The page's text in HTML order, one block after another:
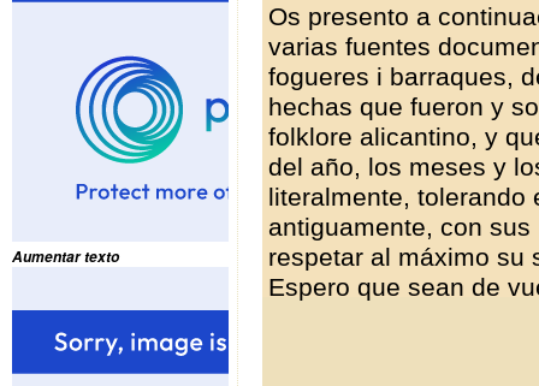
Aumentar texto
Os presento a
varias fuentes
fogueres i barraques,
hechas que fueron y
folklore alicantino, y
del año, los meses y
literalmente, tolerando
antiguamente, con
respetar al máximo su
Espero que sean de